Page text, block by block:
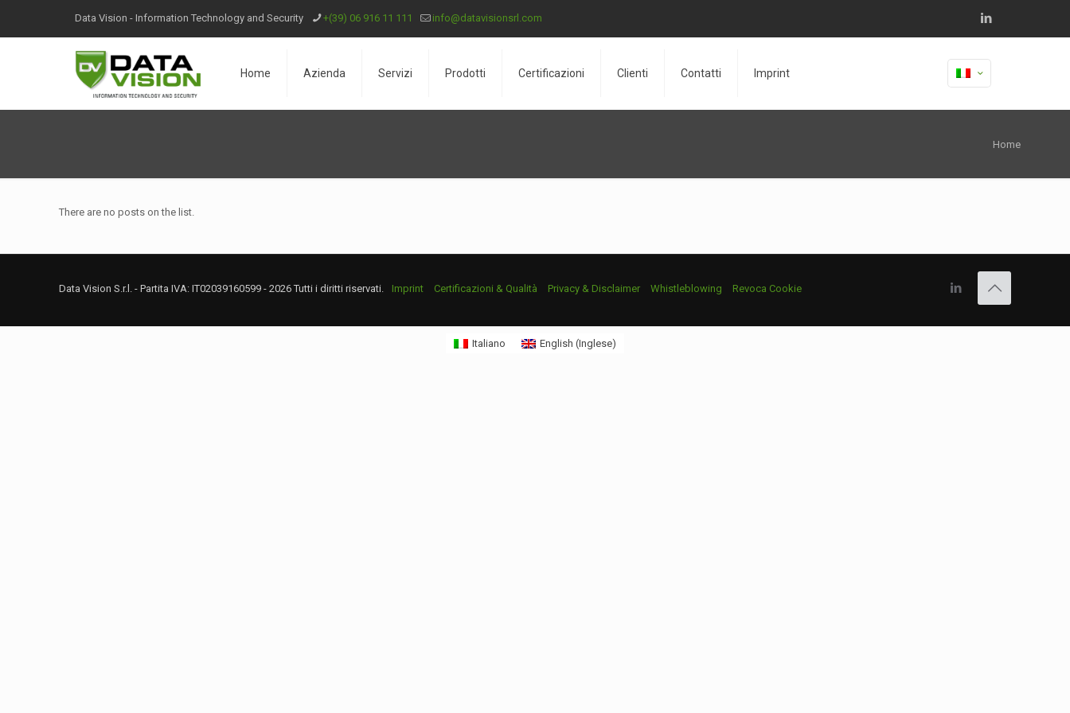
Data Vision - Information Technology and Security +(39) 06 916 11 111 info@datavisionsrl.com
Home Azienda Servizi Prodotti Certificazioni Clienti Contatti Imprint
Home
There are no posts on the list.
Data Vision S.r.l. - Partita IVA: IT02039160599 - 2026 Tutti i diritti riservati. Imprint Certificazioni & Qualità Privacy & Disclaimer Whistleblowing Revoca Cookie
Italiano English (Inglese)